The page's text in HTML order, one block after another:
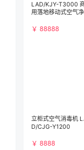
LAD/KJY-T3000
用落地移动式空气净
h)）
￥ 88888
立柜式空气消毒机
D/CJG-Y1200
￥ 8888